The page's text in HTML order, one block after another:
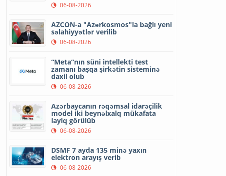
06-08-2026
AZCON-a "Azərkosmos"la bağlı yeni
səlahiyyətlər verilib
06-08-2026
“Meta”nın süni intellekti test
zamanı başqa şirkətin sisteminə
daxil olub
06-08-2026
Azərbaycanın rəqəmsal idarəçilik
model iki beynəlxalq mükafata
layiq görülüb
06-08-2026
DSMF 7 ayda 135 minə yaxın
elektron arayış verib
06-08-2026